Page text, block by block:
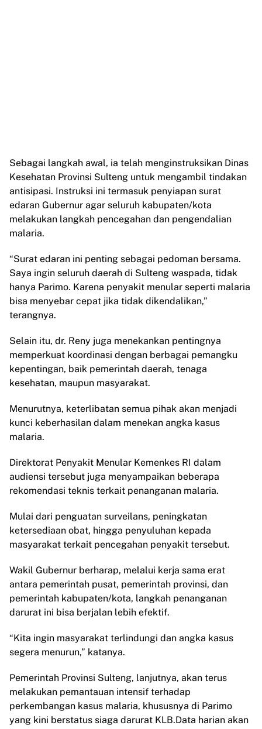
Sebagai langkah awal, ia telah menginstruksikan Dinas
Kesehatan Provinsi Sulteng untuk mengambil tindakan
antisipasi. Instruksi ini termasuk penyiapan surat
edaran Gubernur agar seluruh kabupaten/kota
melakukan langkah pencegahan dan pengendalian
malaria.
“Surat edaran ini penting sebagai pedoman bersama.
Saya ingin seluruh daerah di Sulteng waspada, tidak
hanya Parimo. Karena penyakit menular seperti malaria
bisa menyebar cepat jika tidak dikendalikan,”
terangnya.
Selain itu, dr. Reny juga menekankan pentingnya
memperkuat koordinasi dengan berbagai pemangku
kepentingan, baik pemerintah daerah, tenaga
kesehatan, maupun masyarakat.
Menurutnya, keterlibatan semua pihak akan menjadi
kunci keberhasilan dalam menekan angka kasus
malaria.
Direktorat Penyakit Menular Kemenkes RI dalam
audiensi tersebut juga menyampaikan beberapa
rekomendasi teknis terkait penanganan malaria.
Mulai dari penguatan surveilans, peningkatan
ketersediaan obat, hingga penyuluhan kepada
masyarakat terkait pencegahan penyakit tersebut.
Wakil Gubernur berharap, melalui kerja sama erat
antara pemerintah pusat, pemerintah provinsi, dan
pemerintah kabupaten/kota, langkah penanganan
darurat ini bisa berjalan lebih efektif.
“Kita ingin masyarakat terlindungi dan angka kasus
segera menurun,” katanya.
Pemerintah Provinsi Sulteng, lanjutnya, akan terus
melakukan pemantauan intensif terhadap
perkembangan kasus malaria, khususnya di Parimo
yang kini berstatus siaga darurat KLB.Data harian akan